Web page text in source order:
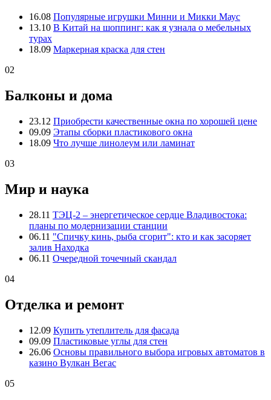
16.08 Популярные игрушки Минни и Микки Маус
13.10 В Китай на шоппинг: как я узнала о мебельных
турах
18.09 Маркерная краска для стен
02
Балконы и дома
23.12 Приобрести качественные окна по хорошей цене
09.09 Этапы сборки пластикового окна
18.09 Что лучше линолеум или ламинат
03
Мир и наука
28.11 ТЭЦ-2 – энергетическое сердце Владивостока:
планы по модернизации станции
06.11 "Спичку кинь, рыба сгорит": кто и как засоряет
залив Находка
06.11 Очередной точечный скандал
04
Отделка и ремонт
12.09 Купить утеплитель для фасада
09.09 Пластиковые углы для стен
26.06 Основы правильного выбора игровых автоматов в
казино Вулкан Вегас
05